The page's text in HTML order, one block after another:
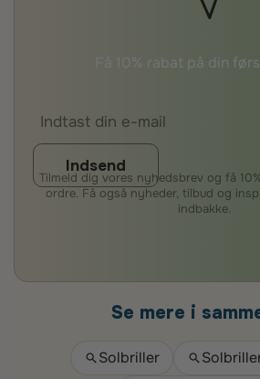
Få 10% rabat på din
Indsend
Tilmeld dig vores nyhedsbrev og få
ordre. Få også nyheder, tilbud og
indbakke.
Se mere i
Solbriller